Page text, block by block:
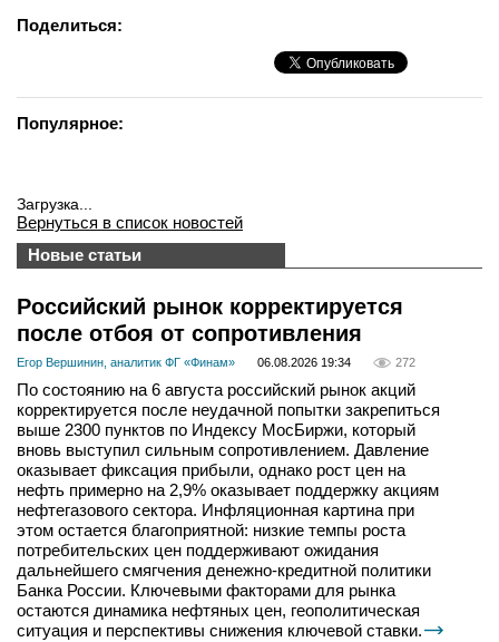
Поделиться:
Популярное:
Загрузка...
Вернуться в список новостей
Новые статьи
Российский рынок корректируется
после отбоя от сопротивления
Егор Вершинин, аналитик ФГ «Финам» 06.08.2026 19:34 272
По состоянию на 6 августа российский рынок акций
корректируется после неудачной попытки закрепиться
выше 2300 пунктов по Индексу МосБиржи, который
вновь выступил сильным сопротивлением. Давление
оказывает фиксация прибыли, однако рост цен на
нефть примерно на 2,9% оказывает поддержку акциям
нефтегазового сектора. Инфляционная картина при
этом остается благоприятной: низкие темпы роста
потребительских цен поддерживают ожидания
дальнейшего смягчения денежно-кредитной политики
Банка России. Ключевыми факторами для рынка
остаются динамика нефтяных цен, геополитическая
ситуация и перспективы снижения ключевой ставки.